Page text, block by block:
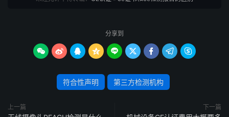
分享到
        
符合性声明 第三方检测机构
上一篇 下一篇